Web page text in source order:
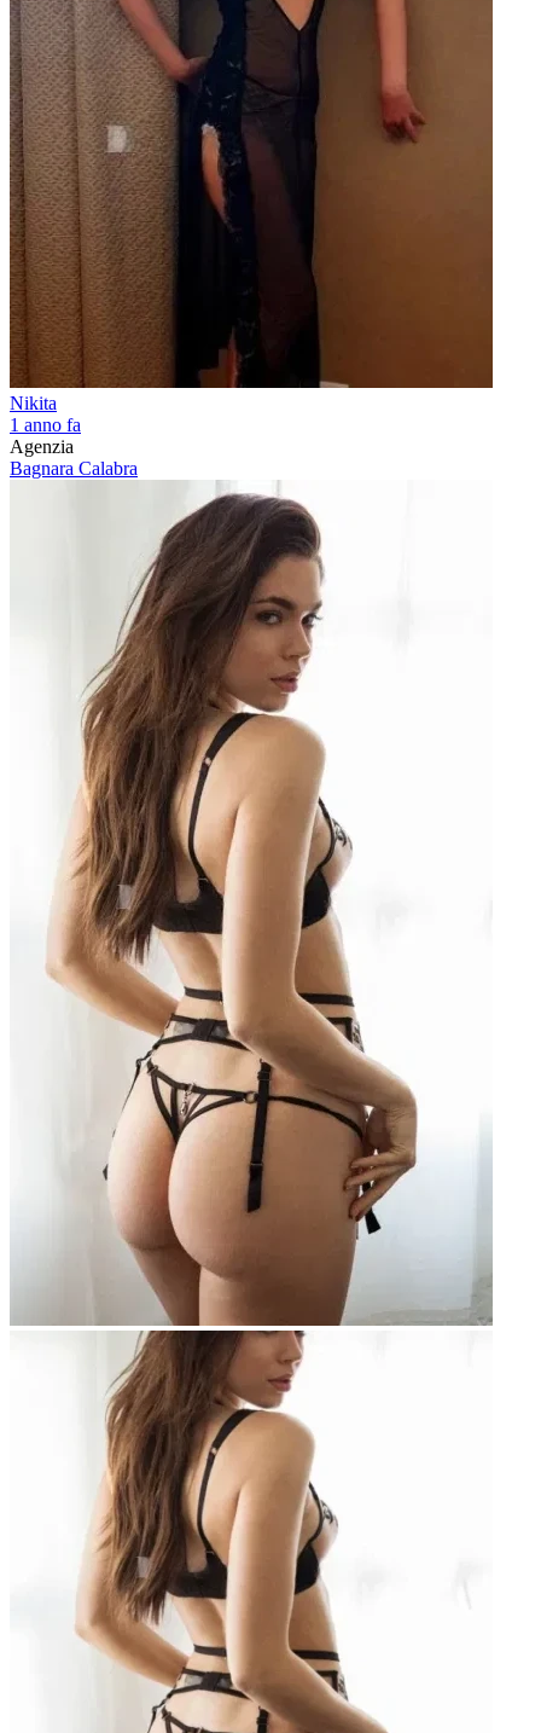
Nikita
1 anno fa
Agenzia
Bagnara Calabra